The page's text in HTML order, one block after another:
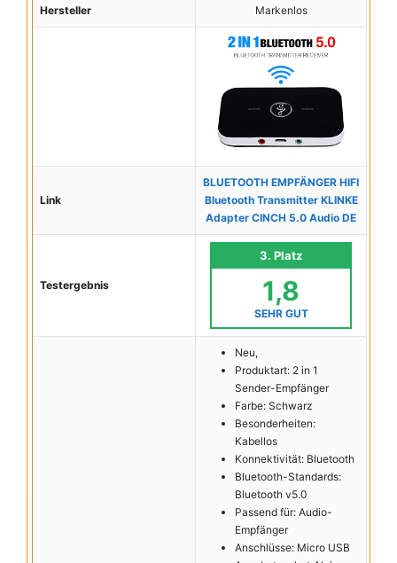
Hersteller Markenlos
Link
BLUETOOTH EMPFÄNGER HIFI
Bluetooth Transmitter KLINKE
Adapter CINCH 5.0 Audio DE
Testergebnis
3. Platz
1,8
SEHR GUT
Neu,
Produktart: 2 in 1
Sender-Empfänger
Farbe: Schwarz
Besonderheiten:
Kabellos
Konnektivität: Bluetooth
Bluetooth-Standards:
Bluetooth v5.0
Passend für: Audio-
Empfänger
Anschlüsse: Micro USB